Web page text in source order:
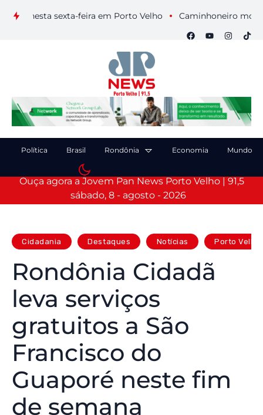
nesta sexta-feira em Porto Velho Caminhoneiro morre
Política Brasil Rondônia Economia Mundo
Ouça agora a Jovem Pan News Porto Velho | 91,5
sábado, 8 - agosto - 2026
Cidadania Destaques Notícias Porto Velho
Rondônia Cidadã
leva serviços
gratuitos a São
Francisco do
Guaporé neste fim
de semana